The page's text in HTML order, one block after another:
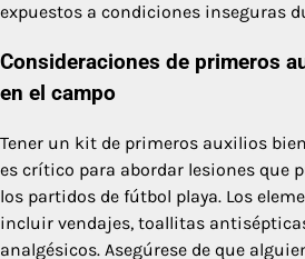
expuestos a condiciones inseguras
Consideraciones de primeros
en el campo
Tener un kit de primeros auxilios
es crítico para abordar lesiones que
los partidos de fútbol playa. Los
incluir vendajes, toallitas
analgésicos. Asegúrese de que